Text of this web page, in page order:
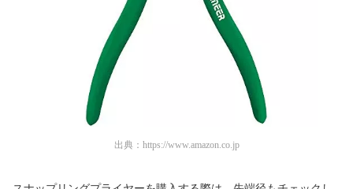
出典： https://www.amazon.co.jp